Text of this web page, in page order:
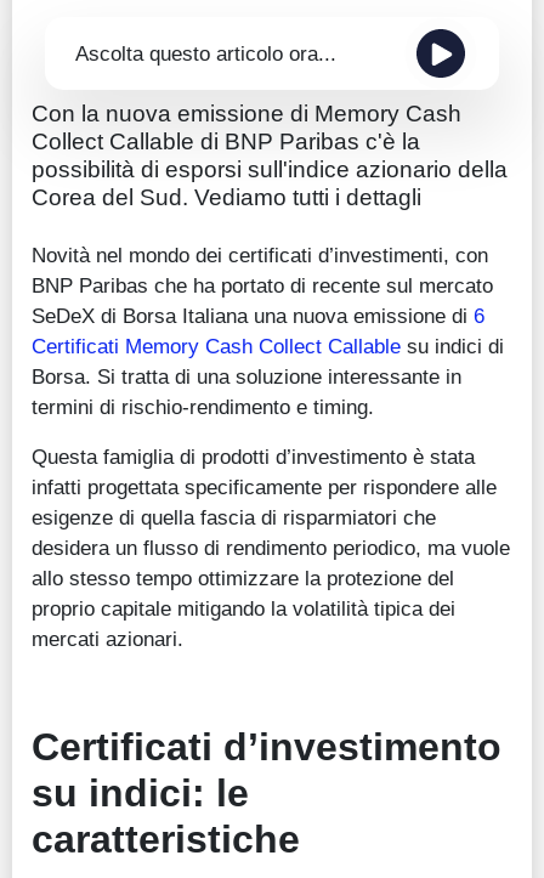
Ascolta questo articolo ora...
Con la nuova emissione di Memory Cash
Collect Callable di BNP Paribas c'è la
possibilità di esporsi sull'indice azionario della
Corea del Sud. Vediamo tutti i dettagli
Novità nel mondo dei certificati d’investimenti, con
BNP Paribas che ha portato di recente sul mercato
SeDeX di Borsa Italiana una nuova emissione di 6
Certificati Memory Cash Collect Callable su indici di
Borsa. Si tratta di una soluzione interessante in
termini di rischio-rendimento e timing.
Questa famiglia di prodotti d’investimento è stata
infatti progettata specificamente per rispondere alle
esigenze di quella fascia di risparmiatori che
desidera un flusso di rendimento periodico, ma vuole
allo stesso tempo ottimizzare la protezione del
proprio capitale mitigando la volatilità tipica dei
mercati azionari.
Certificati d’investimento
su indici: le
caratteristiche